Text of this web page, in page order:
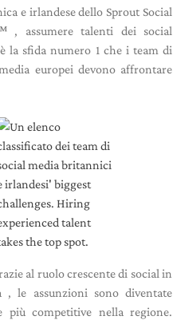
e irlandese dello Sprout Social
, assumere talenti dei social
la sfida numero 1 che i team di
europei devono affrontare
al ruolo crescente di social in
, le assunzioni sono diventate
più competitive nella regione.